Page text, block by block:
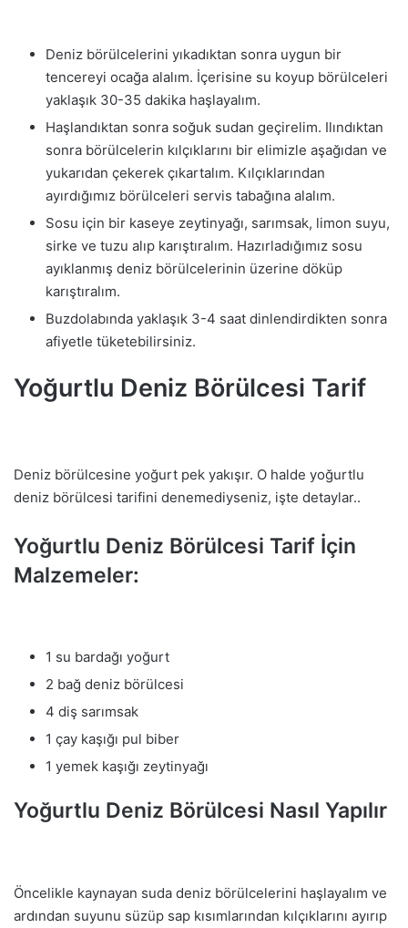
Deniz börülcelerini yıkadıktan sonra uygun bir
tencereyi ocağa alalım. İçerisine su koyup börülceleri
yaklaşık 30-35 dakika haşlayalım.
Haşlandıktan sonra soğuk sudan geçirelim. Ilındıktan
sonra börülcelerin kılçıklarını bir elimizle aşağıdan ve
yukarıdan çekerek çıkartalım. Kılçıklarından
ayırdığımız börülceleri servis tabağına alalım.
Sosu için bir kaseye zeytinyağı, sarımsak, limon suyu,
sirke ve tuzu alıp karıştıralım. Hazırladığımız sosu
ayıklanmış deniz börülcelerinin üzerine döküp
karıştıralım.
Buzdolabında yaklaşık 3-4 saat dinlendirdikten sonra
afiyetle tüketebilirsiniz.
Yoğurtlu Deniz Börülcesi Tarif
Deniz börülcesine yoğurt pek yakışır. O halde yoğurtlu
deniz börülcesi tarifini denemediyseniz, işte detaylar..
Yoğurtlu Deniz Börülcesi Tarif İçin
Malzemeler:
1 su bardağı yoğurt
2 bağ deniz börülcesi
4 diş sarımsak
1 çay kaşığı pul biber
1 yemek kaşığı zeytinyağı
Yoğurtlu Deniz Börülcesi Nasıl Yapılır
Öncelikle kaynayan suda deniz börülcelerini haşlayalım ve
ardından suyunu süzüp sap kısımlarından kılçıklarını ayırıp